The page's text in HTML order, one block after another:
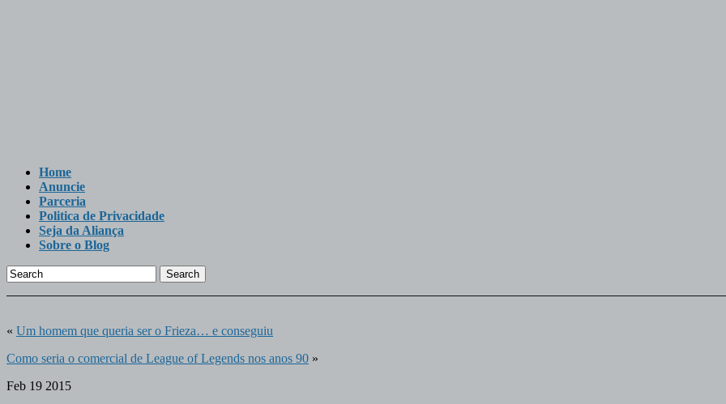
Home
Anuncie
Parceria
Politica de Privacidade
Seja da Aliança
Sobre o Blog
Search
« Um homem que queria ser o Frieza… e conseguiu
Como seria o comercial de League of Legends nos anos 90 »
Feb 19 2015